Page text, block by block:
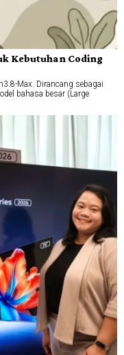
Kebutuhan Coding
Max. Dirancang sebagai
bahasa besar (Large